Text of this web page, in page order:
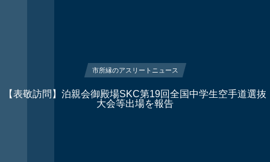
市所縁のアスリートニュース
【表敬訪問】泊親会御殿場SKC第19回全国中学生空手道選抜
大会等出場を報告